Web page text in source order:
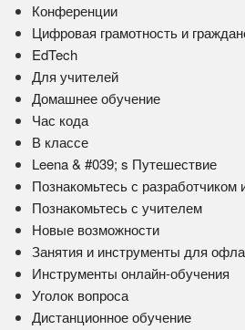
Конференции
Цифровая грамотность и
EdTech
Для учителей
Домашнее обучение
Час кода
В классе
Leena & #039; s Путешествие
Познакомьтесь с разработчиком
Познакомьтесь с учителем
Новые возможности
Занятия и инструменты для
Инструменты онлайн-обучения
Уголок вопроса
Дистанционное обучение